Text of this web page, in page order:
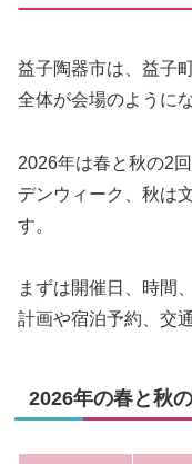
益子陶器市は、益子
全体が会場のように
2026年は春と秋の2
デンウィーク、秋は
す。
まずは開催日、時間
計画や宿泊予約、交
2026年の春と秋